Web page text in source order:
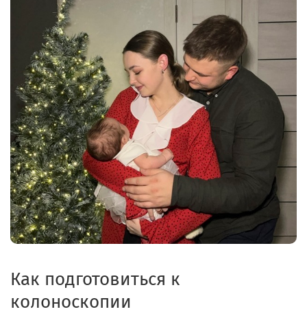
Как подготовиться к
колоноскопии